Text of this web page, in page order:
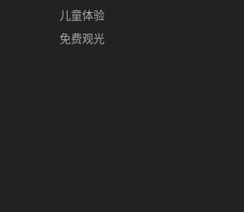
儿童体验
免费观光